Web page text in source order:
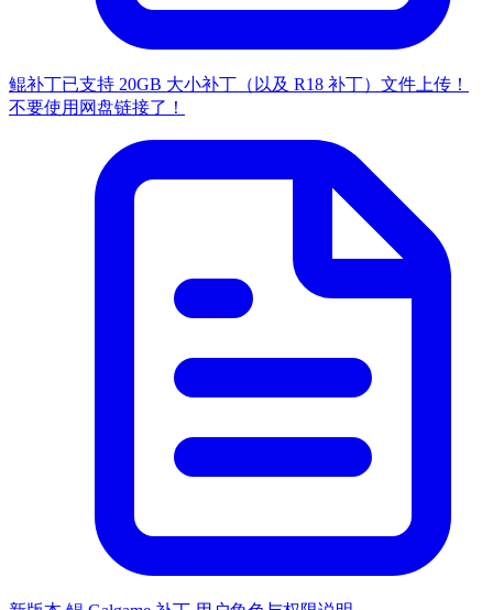
鲲补丁已支持 20GB 大小补丁（以及 R18 补丁）文件上传！
不要使用网盘链接了！